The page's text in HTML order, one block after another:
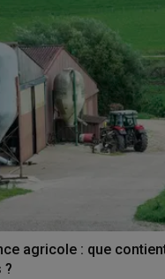
agricole : que
?